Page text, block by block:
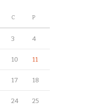
C P
3 4
10 11
17 18
24 25